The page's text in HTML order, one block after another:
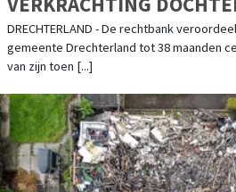
DRECHTERLAND - De rechtbank
gemeente Drechterland tot 38 maanden
van zijn toen [...]